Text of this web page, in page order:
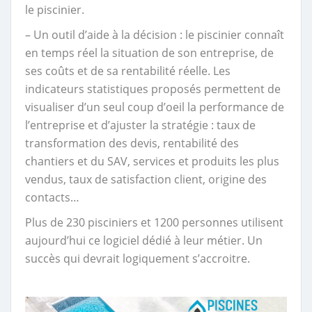
le piscinier.
– Un outil d’aide à la décision : le piscinier connaît
en temps réel la situation de son entreprise, de
ses coûts et de sa rentabilité réelle. Les
indicateurs statistiques proposés permettent de
visualiser d’un seul coup d’oeil la performance de
l’entreprise et d’ajuster la stratégie : taux de
transformation des devis, rentabilité des
chantiers et du SAV, services et produits les plus
vendus, taux de satisfaction client, origine des
contacts…
Plus de 230 pisciniers et 1200 personnes utilisent
aujourd’hui ce logiciel dédié à leur métier. Un
succès qui devrait logiquement s’accroitre.